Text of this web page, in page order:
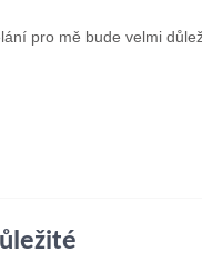
pro mě bude velmi